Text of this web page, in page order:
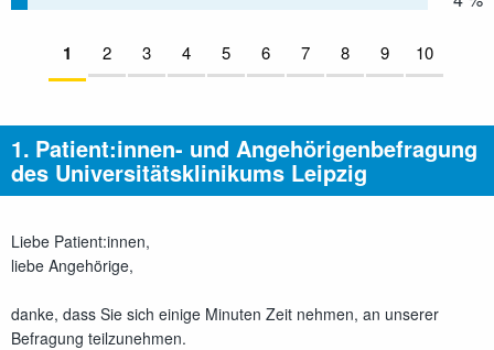
Seiten:Aktuelle Seite:
1
zum
Inhalt
2 nicht beantwortet
3 nicht beantwortet
4 nicht beantwortet
5 nicht beantwortet
6 nicht beantwortet
7 nicht beantwortet
8 nicht beantwortet
9 nicht
10
1. Patient:innen- und Angehörigenbefragung
des Universitätsklinikums Leipzig
Liebe Patient:innen,
liebe Angehörige,
danke, dass Sie sich einige Minuten Zeit nehmen, an unserer
Befragung teilzunehmen.